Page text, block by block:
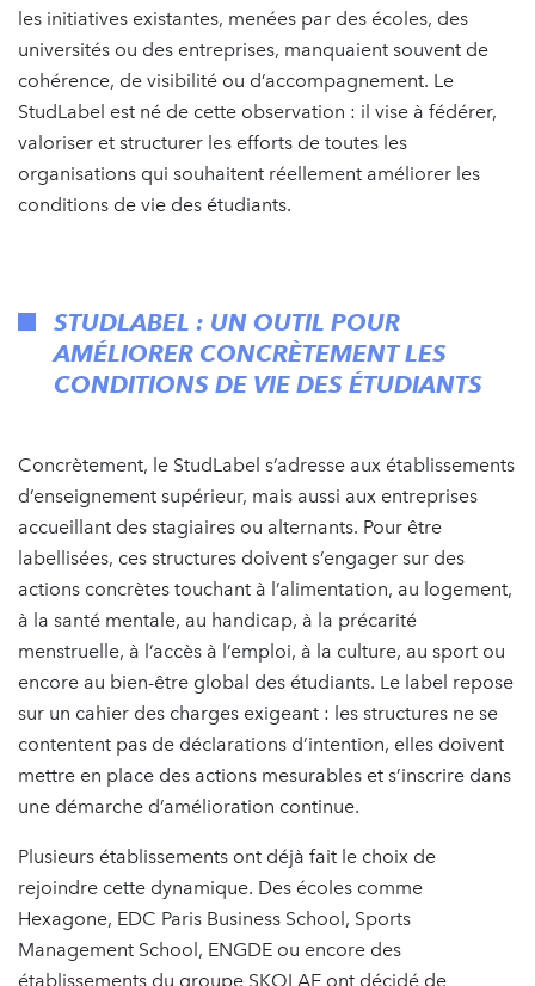
les initiatives existantes, menées par des écoles, des
universités ou des entreprises, manquaient souvent de
cohérence, de visibilité ou d’accompagnement. Le
StudLabel est né de cette observation : il vise à fédérer,
valoriser et structurer les efforts de toutes les
organisations qui souhaitent réellement améliorer les
conditions de vie des étudiants.
STUDLABEL : UN OUTIL POUR
AMÉLIORER CONCRÈTEMENT LES
CONDITIONS DE VIE DES ÉTUDIANTS
Concrètement, le StudLabel s’adresse aux établissements
d’enseignement supérieur, mais aussi aux entreprises
accueillant des stagiaires ou alternants. Pour être
labellisées, ces structures doivent s’engager sur des
actions concrètes touchant à l’alimentation, au logement,
à la santé mentale, au handicap, à la précarité
menstruelle, à l’accès à l’emploi, à la culture, au sport ou
encore au bien-être global des étudiants. Le label repose
sur un cahier des charges exigeant : les structures ne se
contentent pas de déclarations d’intention, elles doivent
mettre en place des actions mesurables et s’inscrire dans
une démarche d’amélioration continue.
Plusieurs établissements ont déjà fait le choix de
rejoindre cette dynamique. Des écoles comme
Hexagone, EDC Paris Business School, Sports
Management School, ENGDE ou encore des
établissements du groupe SKOLAE ont décidé de